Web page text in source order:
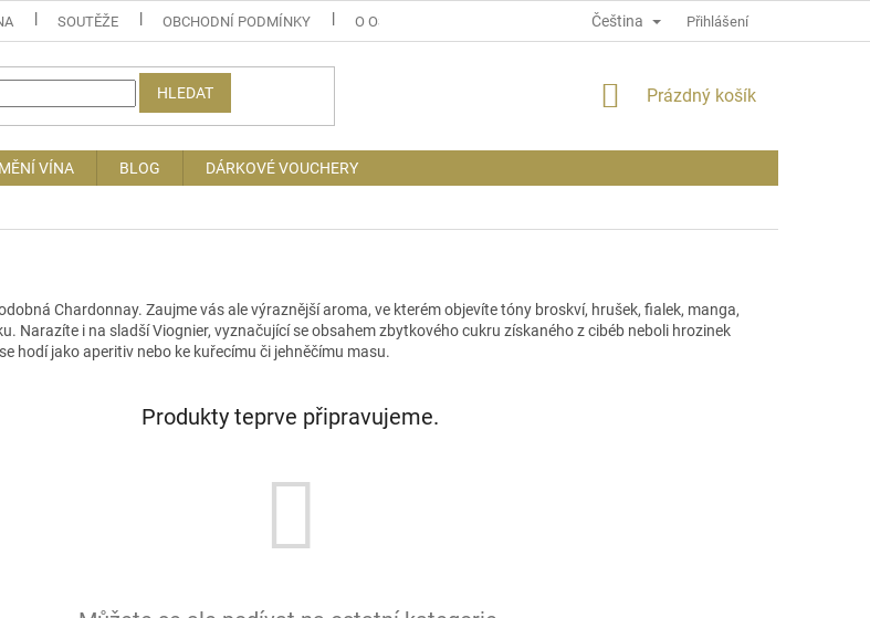
SOUTĚŽE OBCHODNÍ PODMÍNKY O OSOBNÍCH ÚDAJÍCH INFORMACE O WEBU
Čeština Přihlášení
HLEDAT
NÁKUPNÍ
Prázdný košík
VÍNA BLOG DÁRKOVÉ VOUCHERY
Chardonnay. Zaujme vás ale výraznější aroma, ve kterém objevíte tóny broskví, hrušek, fialek, manga,
Narazíte i na sladší Viognier, vyznačující se obsahem zbytkového cukru získaného zcibéb neboli hrozinek
hodí jako aperitiv nebo ke kuřecímu či jehněčímu masu.
Produkty teprve připravujeme.